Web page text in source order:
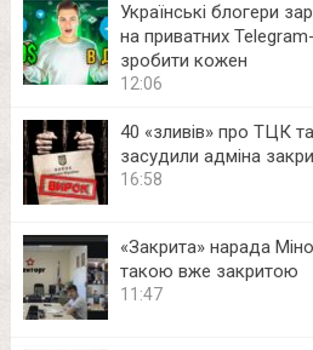
Українські блогери
на приватних
зробити кожен
12:06
40 «зливів» про ТЦК
засудили адміна
16:58
«Закрита» нарада
такою вже закритою
11:47